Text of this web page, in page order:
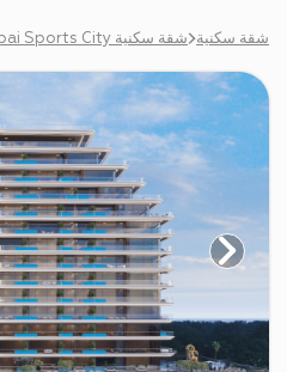
شقة سكنية شقة سكنية Dubai Sports City